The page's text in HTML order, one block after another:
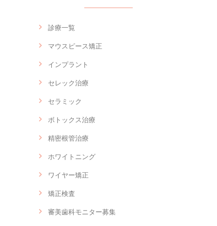
診療一覧
マウスピース矯正
インプラント
セレック治療
セラミック
ボトックス治療
精密根管治療
ホワイトニング
ワイヤー矯正
矯正検査
審美歯科モニター募集